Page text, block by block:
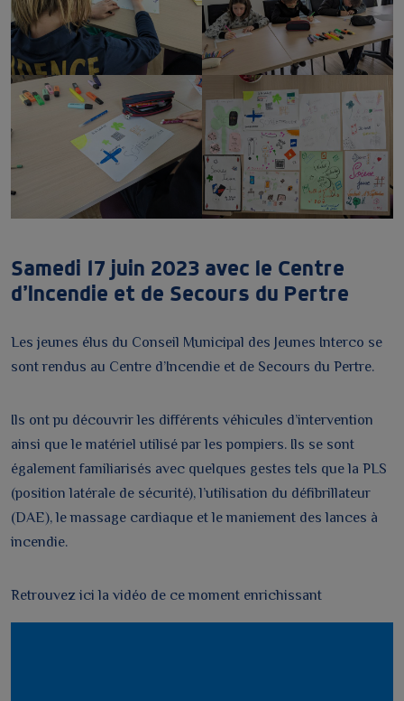
Samedi 17 juin 2023 avec le Centre
d’Incendie et de Secours du Pertre
Les jeunes élus du Conseil Municipal des Jeunes Interco se
sont rendus au Centre d’Incendie et de Secours du Pertre.
Ils ont pu découvrir les différents véhicules d’intervention
ainsi que le matériel utilisé par les pompiers. Ils se sont
également familiarisés avec quelques gestes tels que la PLS
(position latérale de sécurité), l’utilisation du défibrillateur
(DAE), le massage cardiaque et le maniement des lances à
incendie.
Retrouvez ici la vidéo de ce moment enrichissant